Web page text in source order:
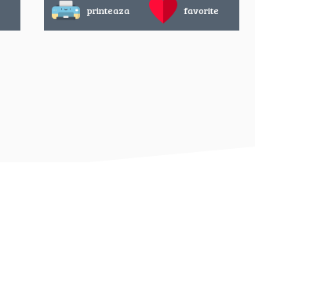
printeaza favorite